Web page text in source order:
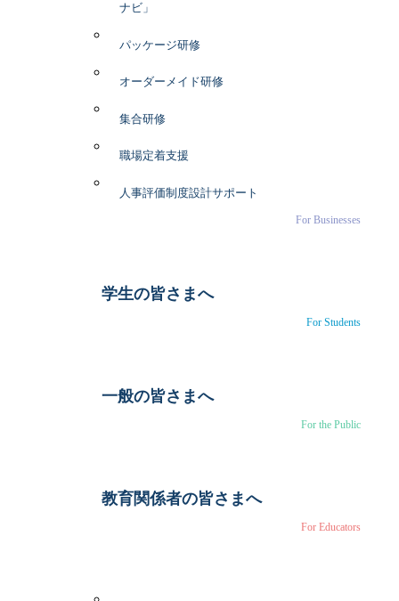
ナビ」
パッケージ研修
オーダーメイド研修
集合研修
職場定着支援
人事評価制度設計サポート
For Businesses
学生の皆さまへ
For Students
一般の皆さまへ
For the Public
教育関係者の皆さまへ
For Educators